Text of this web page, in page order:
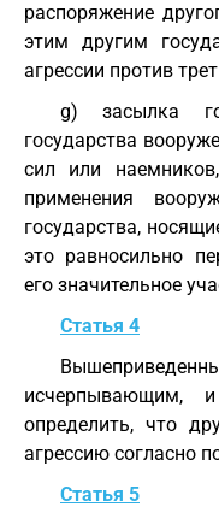
распоряжение
этим другим
агрессии против
g) засылка
государства
сил или
применения
государства,
это равносильно
его значительное
Статья 4
исчерпывающим,
определить, что
агрессию согласно
Статья 5